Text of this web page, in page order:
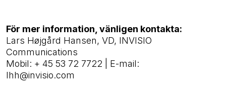
För mer information, vänligen kontakta:
Lars Højgård Hansen, VD, INVISIO
Communications
Mobil: + 45 53 72 7722
E-mail:
lhh@invisio.com